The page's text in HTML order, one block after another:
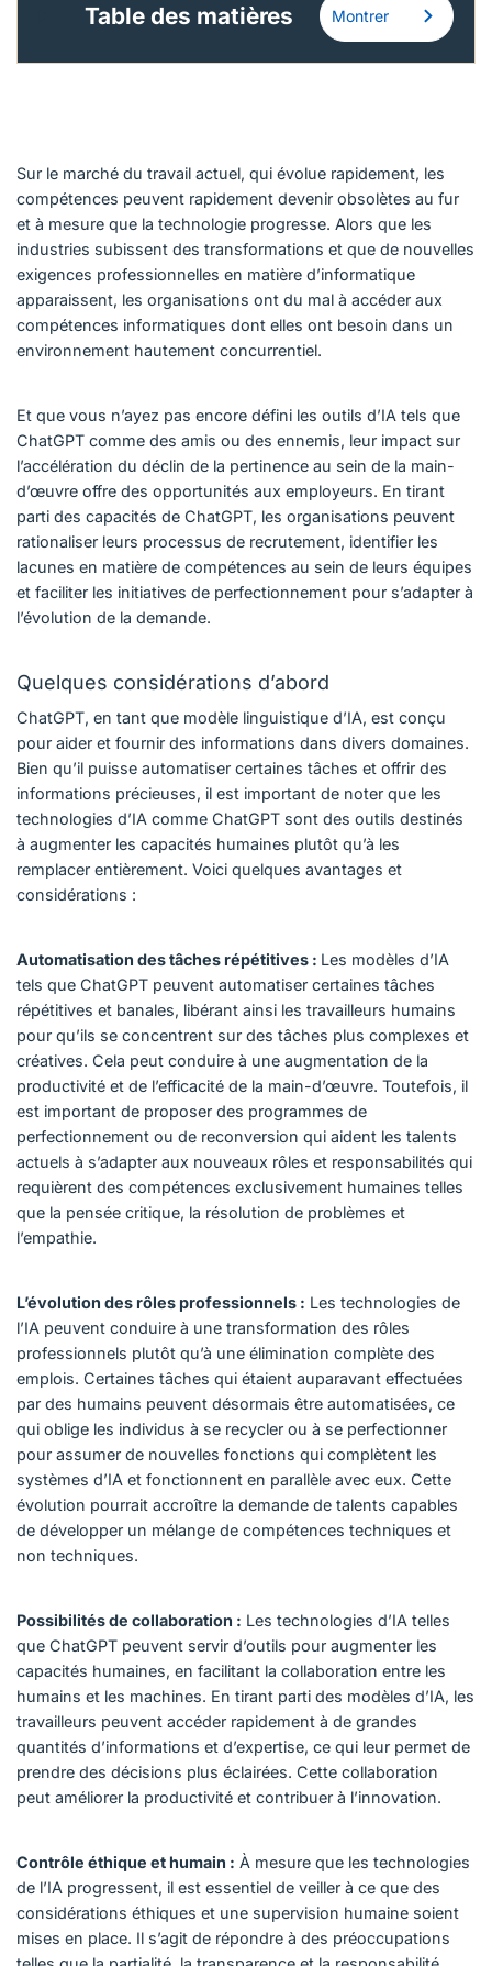
Table des matières Montrer
Sur le marché du travail actuel, qui évolue rapidement, les
compétences peuvent rapidement devenir obsolètes au fur
et à mesure que la technologie progresse. Alors que les
industries subissent des transformations et que de nouvelles
exigences professionnelles en matière d’informatique
apparaissent, les organisations ont du mal à accéder aux
compétences informatiques dont elles ont besoin dans un
environnement hautement concurrentiel.
Et que vous n’ayez pas encore défini les outils d’IA tels que
ChatGPT comme des amis ou des ennemis, leur impact sur
l’accélération du déclin de la pertinence au sein de la main-
d’œuvre offre des opportunités aux employeurs. En tirant
parti des capacités de ChatGPT, les organisations peuvent
rationaliser leurs processus de recrutement, identifier les
lacunes en matière de compétences au sein de leurs équipes
et faciliter les initiatives de perfectionnement pour s’adapter à
l’évolution de la demande.
Quelques considérations d’abord
ChatGPT, en tant que modèle linguistique d’IA, est conçu
pour aider et fournir des informations dans divers domaines.
Bien qu’il puisse automatiser certaines tâches et offrir des
informations précieuses, il est important de noter que les
technologies d’IA comme ChatGPT sont des outils destinés
à augmenter les capacités humaines plutôt qu’à les
remplacer entièrement. Voici quelques avantages et
considérations :
Automatisation des tâches répétitives : Les modèles d’IA
tels que ChatGPT peuvent automatiser certaines tâches
répétitives et banales, libérant ainsi les travailleurs humains
pour qu’ils se concentrent sur des tâches plus complexes et
créatives. Cela peut conduire à une augmentation de la
productivité et de l’efficacité de la main-d’œuvre. Toutefois, il
est important de proposer des programmes de
perfectionnement ou de reconversion qui aident les talents
actuels à s’adapter aux nouveaux rôles et responsabilités qui
requièrent des compétences exclusivement humaines telles
que la pensée critique, la résolution de problèmes et
l’empathie.
L’évolution des rôles professionnels : Les technologies de
l’IA peuvent conduire à une transformation des rôles
professionnels plutôt qu’à une élimination complète des
emplois. Certaines tâches qui étaient auparavant effectuées
par des humains peuvent désormais être automatisées, ce
qui oblige les individus à se recycler ou à se perfectionner
pour assumer de nouvelles fonctions qui complètent les
systèmes d’IA et fonctionnent en parallèle avec eux. Cette
évolution pourrait accroître la demande de talents capables
de développer un mélange de compétences techniques et
non techniques.
Possibilités de collaboration : Les technologies d’IA telles
que ChatGPT peuvent servir d’outils pour augmenter les
capacités humaines, en facilitant la collaboration entre les
humains et les machines. En tirant parti des modèles d’IA, les
travailleurs peuvent accéder rapidement à de grandes
quantités d’informations et d’expertise, ce qui leur permet de
prendre des décisions plus éclairées. Cette collaboration
peut améliorer la productivité et contribuer à l’innovation.
Contrôle éthique et humain : À mesure que les technologies
de l’IA progressent, il est essentiel de veiller à ce que des
considérations éthiques et une supervision humaine soient
mises en place. Il s’agit de répondre à des préoccupations